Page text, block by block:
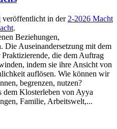
veröffentlicht in der 2-2026 Macht
.
Beziehungen,
Die Auseinandersetzung mit dem
die dem Auftrag
indem sie ihre Ansicht von
auflösen. Wie können wir
begrenzen, nutzen?
dem Klosterleben von Ayya
Familie, Arbeitswelt,...